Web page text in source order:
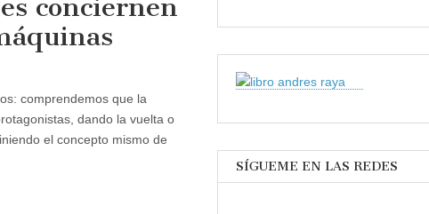
conciernen
comprendemos que la
dando la vuelta o
el concepto mismo de
SÍGUEME EN LAS REDES